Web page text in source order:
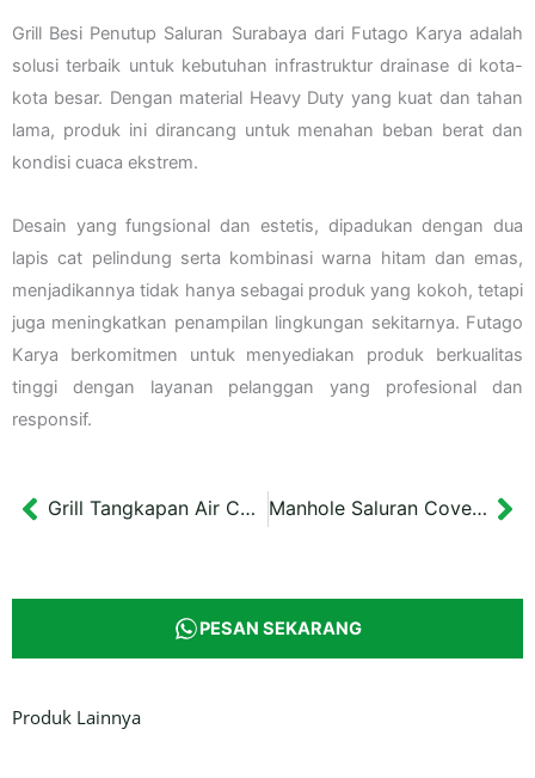
Grill Besi Penutup Saluran Surabaya dari Futago Karya adalah
solusi terbaik untuk kebutuhan infrastruktur drainase di kota-
kota besar. Dengan material Heavy Duty yang kuat dan tahan
lama, produk ini dirancang untuk menahan beban berat dan
kondisi cuaca ekstrem.
Desain yang fungsional dan estetis, dipadukan dengan dua
lapis cat pelindung serta kombinasi warna hitam dan emas,
menjadikannya tidak hanya sebagai produk yang kokoh, tetapi
juga meningkatkan penampilan lingkungan sekitarnya. Futago
Karya berkomitmen untuk menyediakan produk berkualitas
tinggi dengan layanan pelanggan yang profesional dan
responsif.
Prev Grill Tangkapan Air Cover Besi Jogja 60×70 cm Manhole Saluran Cover 34×34 cm Drainase Bantaran Kali Tebu Surabaya
PESAN SEKARANG
Produk Lainnya